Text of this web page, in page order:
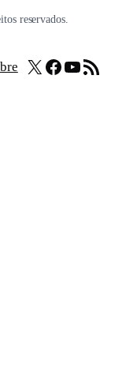
reservados.
X Facebook
Youtube
Feed RSS